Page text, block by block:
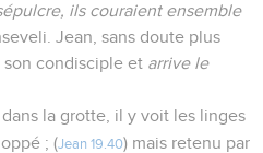
ils couraient ensemble
Jean, sans doute plus
condisciple et arrive le
la grotte, il y voit les linges
; (Jean 19.40) mais retenu par